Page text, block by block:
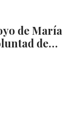
de María
de…